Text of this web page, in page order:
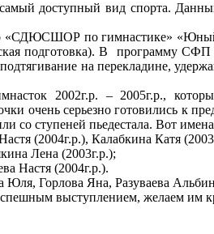
доступный вид спорта.
«СДЮСШОР по гимнастике»
подготовка). В программу
на перекладине,
2002г.р. – 2005г.р.,
очень серьезно готовились к
со ступеней пьедестала. Вот
(2004г.р.), Калабкина Катя
Лена (2003г.р.);
Настя (2004г.р.).
Горлова Яна, Разуваева
выступлением, желаем им